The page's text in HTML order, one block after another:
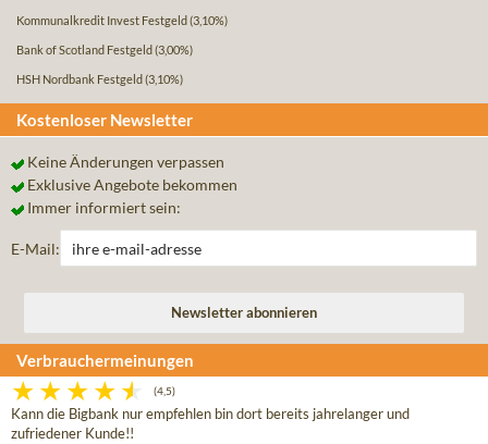
Kommunalkredit Invest Festgeld (3,10%)
Bank of Scotland Festgeld (3,00%)
HSH Nordbank Festgeld (3,10%)
Kostenloser Newsletter
Keine Änderungen verpassen
Exklusive Angebote bekommen
Immer informiert sein:
E-Mail:
Verbrauchermeinungen
(4,5)
Kann die Bigbank nur empfehlen bin dort bereits jahrelanger und
zufriedener Kunde!!